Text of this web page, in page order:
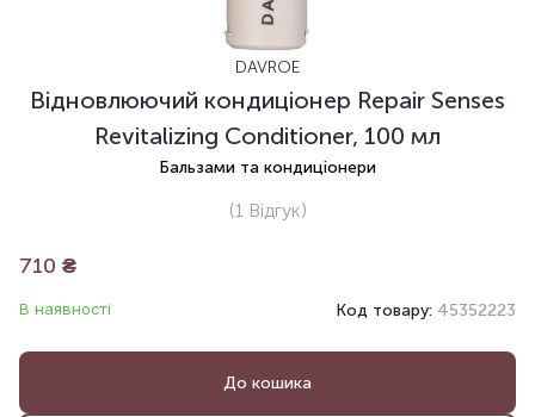
DAVROE
Відновлюючий кондиціонер Repair Senses
Revitalizing Conditioner, 100 мл
Бальзами та кондиціонери
(1Відгук)
710 ₴
В наявності Код товару: 45352223
До кошика